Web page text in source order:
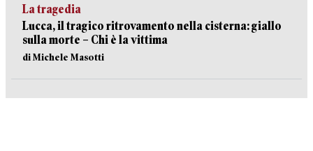
La tragedia
Lucca, il tragico ritrovamento nella cisterna: giallo
sulla morte – Chi è la vittima
di Michele Masotti